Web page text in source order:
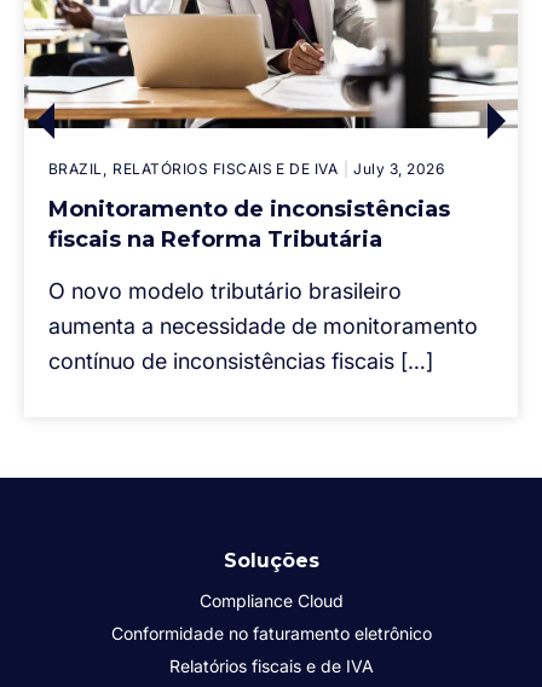
BRAZIL RELATÓRIOS FISCAIS E DE IVA July 3, 2026
Monitoramento de inconsistências
fiscais na Reforma Tributária
O novo modelo tributário brasileiro
aumenta a necessidade de monitoramento
contínuo de inconsistências fiscais […]
Soluções
Compliance Cloud
Conformidade no faturamento eletrônico
Relatórios fiscais e de IVA